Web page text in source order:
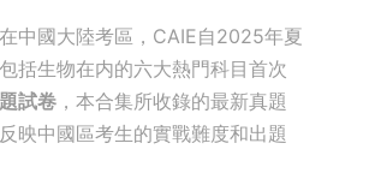
在中國大陸考區，CAIE自2025年夏
括生物在内的六大熱門科目首次
試卷 ，本合集所收錄的最新真題
映中國區考生的實戰難度和出題